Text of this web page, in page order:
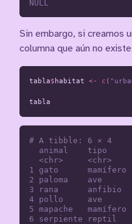
Sin embargo, si creamos
columna que aún no
tabla$habitat <- c (
tabla
# A tibble: 6 × 4
animal    tipo
<chr>     <chr>
1 gato      mamífero
2 paloma    ave
3 rana
4 pollo     ave
5 mapache